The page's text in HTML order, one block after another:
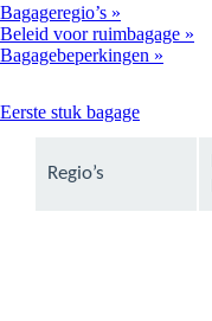
Bagageregio’s
Beleid voor ruimbagage
Bagagebeperkingen
Eerste stuk bagageThis
Regio’s